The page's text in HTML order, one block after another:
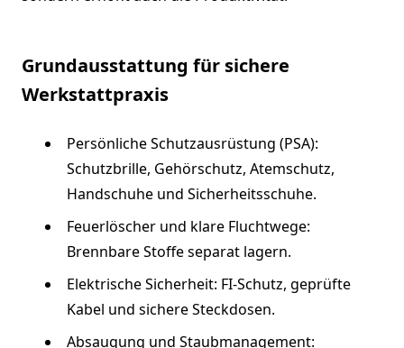
Grundausstattung für sichere
Werkstattpraxis
Persönliche Schutzausrüstung (PSA):
Schutzbrille, Gehörschutz, Atemschutz,
Handschuhe und Sicherheitsschuhe.
Feuerlöscher und klare Fluchtwege:
Brennbare Stoffe separat lagern.
Elektrische Sicherheit: FI-Schutz, geprüfte
Kabel und sichere Steckdosen.
Absaugung und Staubmanagement: